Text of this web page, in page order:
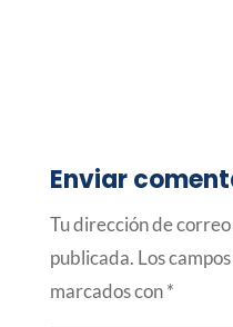
Enviar
Tu dirección de
publicada. Los
marcados con*